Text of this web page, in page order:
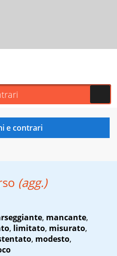
(agg.)
, mancante,
, limitato, misurato,
, modesto,